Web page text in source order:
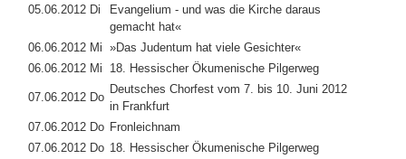
05.06.2012 Di
Evangelium - und was die Kirche daraus
gemacht hat«
06.06.2012 Mi »Das Judentum hat viele Gesichter«
06.06.2012 Mi
18. Hessischer Ökumenische Pilgerweg
07.06.2012 Do
Deutsches Chorfest vom 7. bis 10. Juni 2012
in Frankfurt
07.06.2012 Do Fronleichnam
07.06.2012 Do 18. Hessischer Ökumenische Pilgerweg